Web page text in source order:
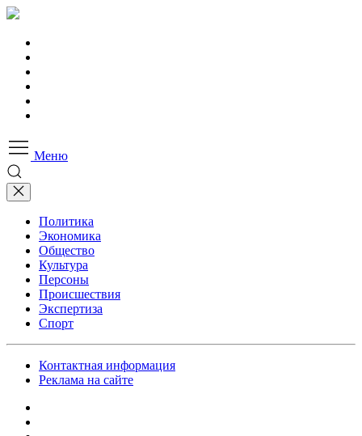
Меню
Политика
Экономика
Общество
Культура
Персоны
Происшествия
Экспертиза
Спорт
Контактная информация
Реклама на сайте